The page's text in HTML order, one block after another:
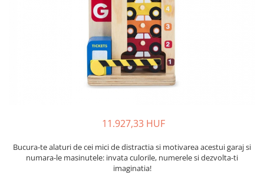
Zenei eszközök gyerekeknek
Gyerek munkapadok
11.927,33 HUF
Bucura-te alaturi de cei mici de distractia si motivarea acestui garaj si
numara-le masinutele: invata culorile, numerele si dezvolta-ti
imaginatia!